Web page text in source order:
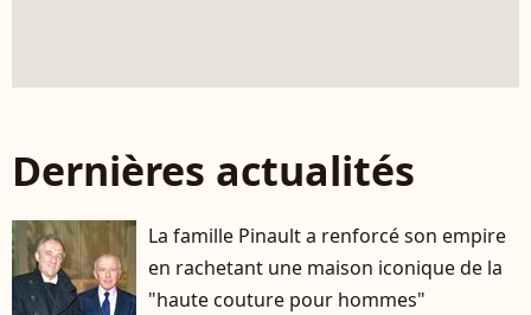
Dernières actualités
La famille Pinault a renforcé son empire
en rachetant une maison iconique de la
"haute couture pour hommes"